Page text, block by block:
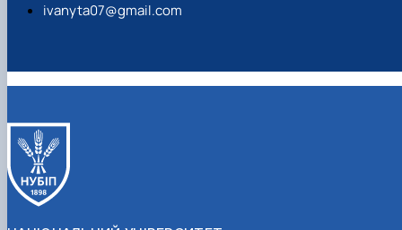
ivanyta07@gmail.com